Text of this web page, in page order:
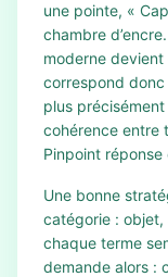
une pointe, «
chambre
moderne
correspond
plus
cohérence entre
Pinpoint
Une bonne
catégorie : objet,
chaque terme
demande alors :